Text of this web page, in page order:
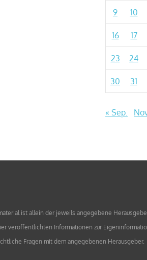
9 10
16 17
23 24
30 31
« Sep.
ist allein der jeweils angegebene
veröffentlichten Informationen zur
Fragen mit dem angegebenen Herausgeber.